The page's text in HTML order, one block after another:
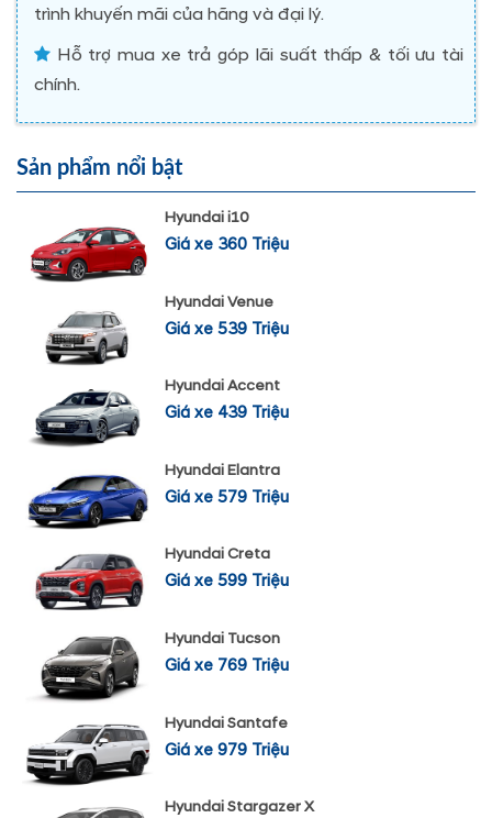
trình khuyến mãi của hãng và đại lý.
Hỗ trợ mua xe trả góp lãi suất thấp & tối ưu tài
chính.
Sản phẩm nổi bật
Hyundai i10
Giá xe 360 Triệu
Hyundai Venue
Giá xe 539 Triệu
Hyundai Accent
Giá xe 439 Triệu
Hyundai Elantra
Giá xe 579 Triệu
Hyundai Creta
Giá xe 599 Triệu
Hyundai Tucson
Giá xe 769 Triệu
Hyundai Santafe
Giá xe 979 Triệu
Hyundai Stargazer X